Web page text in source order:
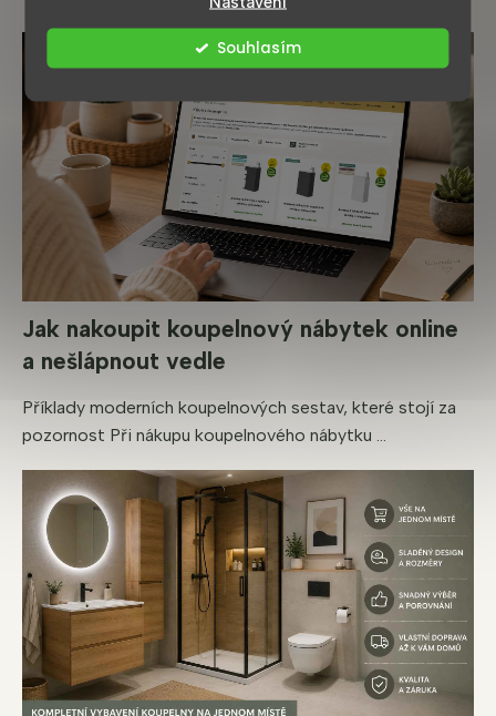
Souhlasím
í
p
r
k
y
v
ý
p
i
s
u
Jak nakoupit koupelnový nábytek online
a nešlápnout vedle
Příklady moderních koupelnových sestav, které stojí za
pozornost Při nákupu koupelnového nábytku ...